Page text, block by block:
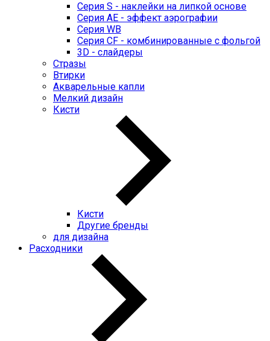
Серия S - наклейки на липкой основе
Серия AE - эффект аэрографии
Серия WB
Серия CF - комбинированные с фольгой
3D - слайдеры
Стразы
Втирки
Акварельные капли
Мелкий дизайн
Кисти
Кисти
Другие бренды
для дизайна
Расходники